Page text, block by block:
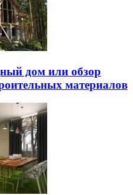
дом или обзор
материалов